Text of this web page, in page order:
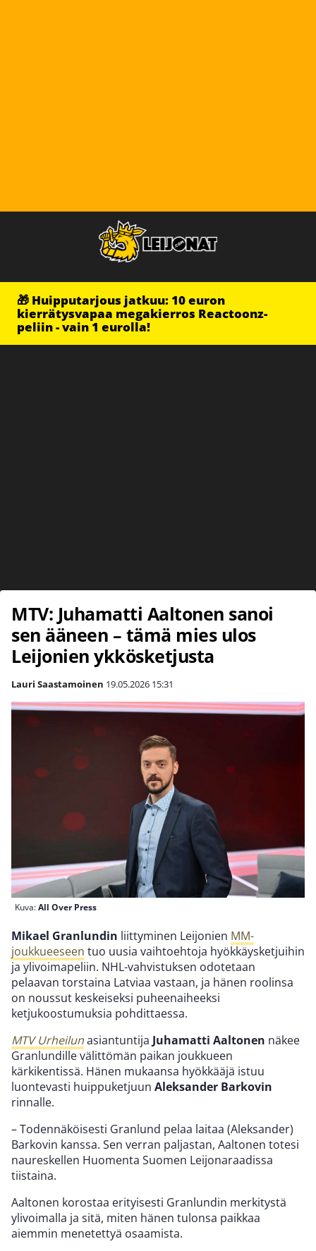
🎁 Huipputarjous jatkuu: 10 euron
kierrätysvapaa megakierros Reactoonz-
peliin - vain 1 eurolla!
MTV: Juhamatti Aaltonen sanoi
sen ääneen – tämä mies ulos
Leijonien ykkösketjusta
Lauri Saastamoinen 19.05.2026 15:31
Kuva:All Over Press
Mikael Granlundin liittyminen Leijonien MM-
joukkueeseen tuo uusia vaihtoehtoja hyökkäysketjuihin
ja ylivoimapeliin. NHL-vahvistuksen odotetaan
pelaavan torstaina Latviaa vastaan, ja hänen roolinsa
on noussut keskeiseksi puheenaiheeksi
ketjukoostumuksia pohdittaessa.
MTV Urheilunasiantuntija Juhamatti Aaltonen näkee
Granlundille välittömän paikan joukkueen
kärkikentissä. Hänen mukaansa hyökkääjä istuu
luontevasti huippuketjuun Aleksander Barkovin
rinnalle.
– Todennäköisesti Granlund pelaa laitaa (Aleksander)
Barkovin kanssa. Sen verran paljastan, Aaltonen totesi
naureskellen Huomenta Suomen Leijonaraadissa
tiistaina.
Aaltonen korostaa erityisesti Granlundin merkitystä
ylivoimalla ja sitä, miten hänen tulonsa paikkaa
aiemmin menetettyä osaamista.